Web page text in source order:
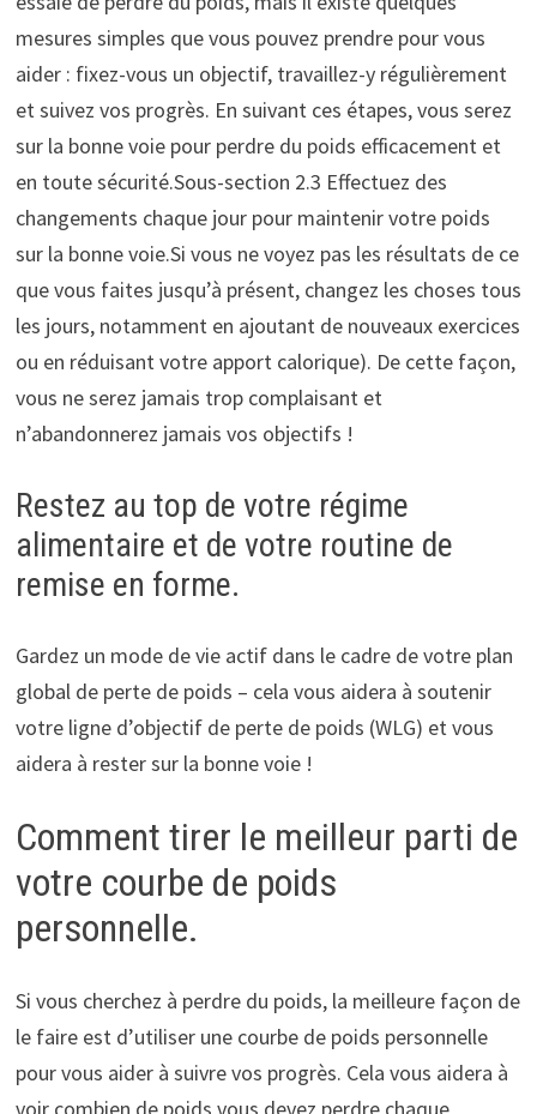
mesures simples que vous pouvez prendre pour vous
aider : fixez-vous un objectif, travaillez-y régulièrement
et suivez vos progrès. En suivant ces étapes, vous serez
sur la bonne voie pour perdre du poids efficacement et
en toute sécurité.Sous-section 2.3 Effectuez des
changements chaque jour pour maintenir votre poids
sur la bonne voie.Si vous ne voyez pas les résultats de ce
que vous faites jusqu’à présent, changez les choses tous
les jours, notamment en ajoutant de nouveaux exercices
ou en réduisant votre apport calorique). De cette façon,
vous ne serez jamais trop complaisant et
n’abandonnerez jamais vos objectifs !
Restez au top de votre régime
alimentaire et de votre routine de
remise en forme.
Gardez un mode de vie actif dans le cadre de votre plan
global de perte de poids – cela vous aidera à soutenir
votre ligne d’objectif de perte de poids (WLG) et vous
aidera à rester sur la bonne voie !
Comment tirer le meilleur parti de
votre courbe de poids
personnelle.
Si vous cherchez à perdre du poids, la meilleure façon de
le faire est d’utiliser une courbe de poids personnelle
pour vous aider à suivre vos progrès. Cela vous aidera à
voir combien de poids vous devez perdre chaque